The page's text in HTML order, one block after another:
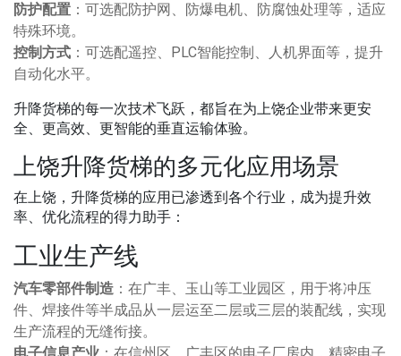
防护配置 ：可选配防护网、防爆电机、防腐蚀处理等，适应
特殊环境。
控制方式 ：可选配遥控、PLC智能控制、人机界面等，提升
自动化水平。
升降货梯的每一次技术飞跃，都旨在为上饶企业带来更安
全、更高效、更智能的垂直运输体验。
上饶升降货梯的多元化应用场景
在上饶，升降货梯的应用已渗透到各个行业，成为提升效
率、优化流程的得力助手：
工业生产线
汽车零部件制造 ：在广丰、玉山等工业园区，用于将冲压
件、焊接件等半成品从一层运至二层或三层的装配线，实现
生产流程的无缝衔接。